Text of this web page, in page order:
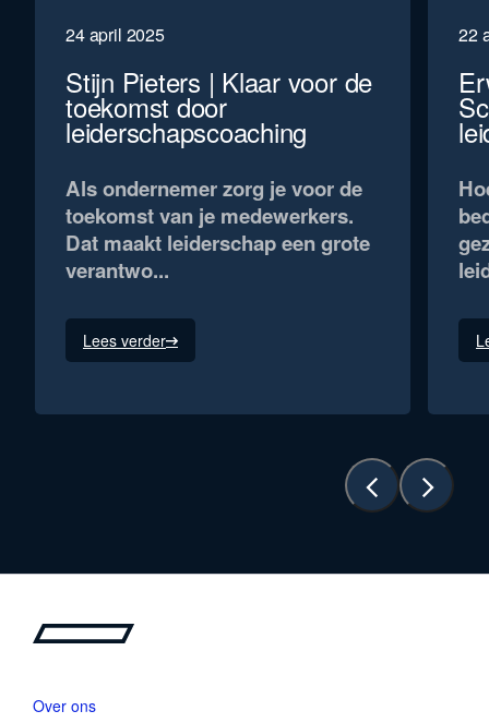
24 april 2025
Stijn Pieters | Klaar voor de
toekomst door
leiderschapscoaching
Als ondernemer zorg je voor de
toekomst van je medewerkers.
Dat maakt leiderschap een grote
verantwo...
Lees verder
22
Over ons